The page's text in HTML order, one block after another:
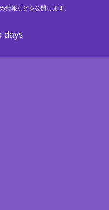
情報などを公開します。
days